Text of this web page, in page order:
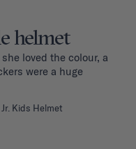
helmet
loved the colour, a
were a huge
Kids Helmet